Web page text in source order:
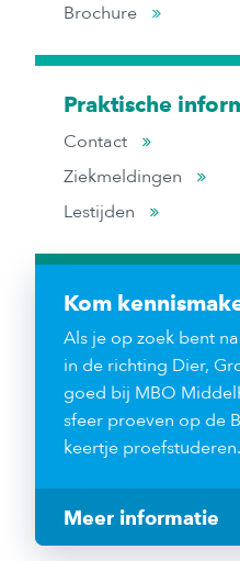
Brochure
Praktische
Contact
Ziekmeldingen
Lestijden
Kom
Als je op zoek bent
in de richting Dier,
goed bij MBO
sfeer proeven op de
keertje proefstuderen.
Meer informatie